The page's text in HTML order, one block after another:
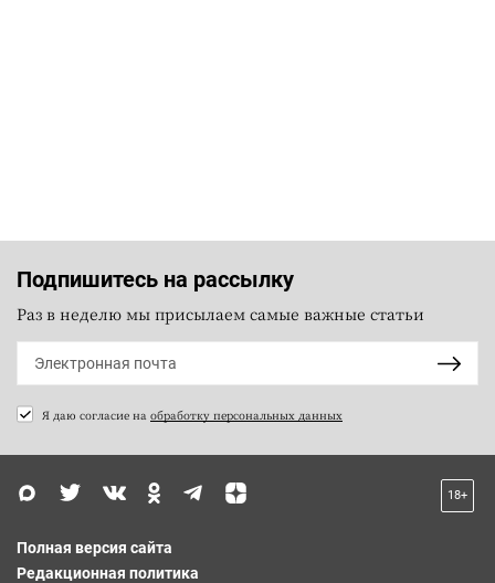
Подпишитесь на рассылку
Раз в неделю мы присылаем самые важные статьи
Я даю согласие на обработку персональных данных
18+
Полная версия сайта
Редакционная политика